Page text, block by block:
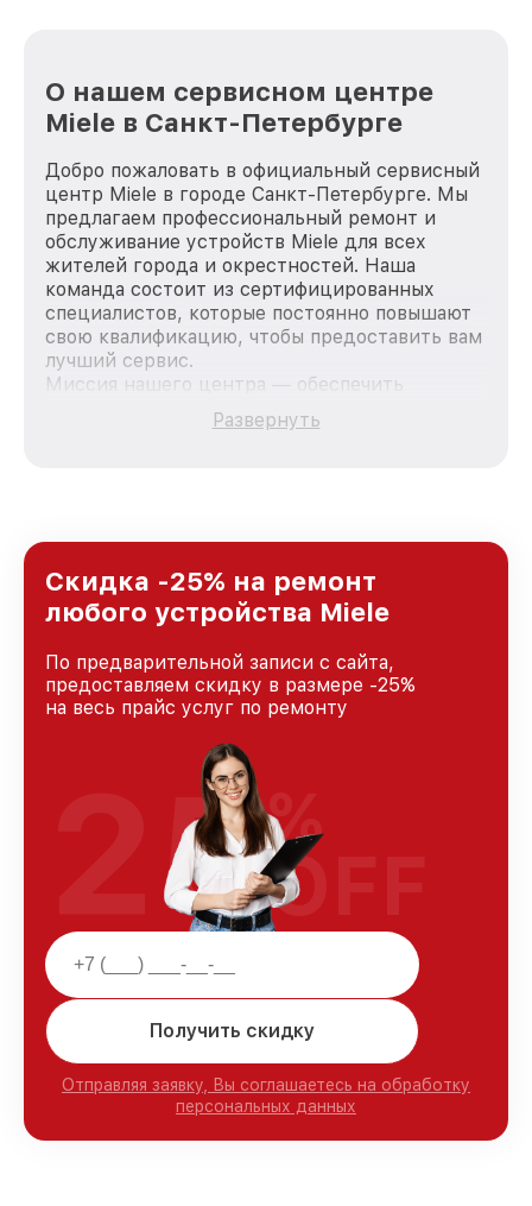
О нашем сервисном центре
Miele в Санкт-Петербурге
Добро пожаловать в официальный сервисный
центр Miele в городе Санкт-Петербурге. Мы
предлагаем профессиональный ремонт и
обслуживание устройств Miele для всех
жителей города и окрестностей. Наша
команда состоит из сертифицированных
специалистов, которые постоянно повышают
свою квалификацию, чтобы предоставить вам
лучший сервис.
Миссия нашего центра — обеспечить
качественный и доступный ремонт для
каждого пользователя продукции Miele, вне
Санкт-Петербурге, постоянно повышая
уровень доверия и лояльности наших
клиентов.
Развернуть
Скидка -25% на ремонт
любого устройства Miele
По предварительной записи с сайта,
предоставляем скидку в размере -25%
на весь прайс услуг по ремонту
Получить скидку
Отправляя заявку, Вы соглашаетесь на обработку
персональных данных
25%
OFF